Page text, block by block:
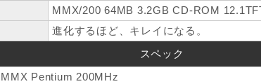
MMX/200 64MB 3.2GB CD-ROM
進化するほど、キレイになる。
スペック
MMX Pentium 200MHz